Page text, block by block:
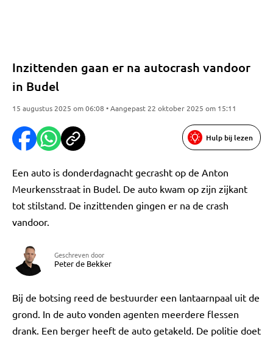
Inzittenden gaan er na autocrash vandoor
in Budel
15 augustus 2025 om 06:08 • Aangepast 22 oktober 2025 om 15:11
Hulp bij lezen
Een auto is donderdagnacht gecrasht op de Anton
Meurkensstraat in Budel. De auto kwam op zijn zijkant
tot stilstand. De inzittenden gingen er na de crash
vandoor.
Geschreven door
Peter de Bekker
Bij de botsing reed de bestuurder een lantaarnpaal uit de
grond. In de auto vonden agenten meerdere flessen
drank. Een berger heeft de auto getakeld. De politie doet